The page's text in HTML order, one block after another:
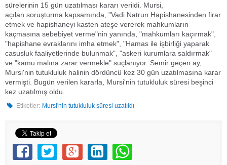
sürelerinin 15 gün uzatılması kararı verildi. Mursi,
açılan soruşturma kapsamında, "Vadi Natrun Hapishanesinden firar
etmek ve hapishaneyi kasten ateşe vererek mahkumların
kaçmasına sebebiyet verme"nin yanında, "mahkumları kaçırmak",
"hapishane evraklarını imha etmek", "Hamas ile işbirliği yaparak
casusluk faaliyetlerinde bulunmak", "askeri kurumlara saldırmak"
ve "kamu malına zarar vermekle" suçlanıyor. Semir geçen ay,
Mursi'nin tutukluluk halinin dördüncü kez 30 gün uzatılmasına karar
vermişti. Bugün verilen kararla, Mursi'nin tutukluluk süresi beşinci
kez uzatılmış oldu.
Etiketler: Mursi'nin tutukluluk süresi uzatıldı